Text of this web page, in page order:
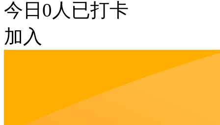
今日 0 人已打卡
加入